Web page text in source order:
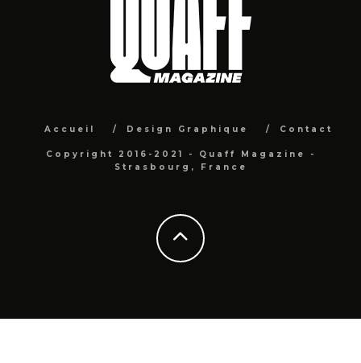
Accueil Design Graphique Contact
Copyright 2016-2021 - Quaff Magazine -
Strasbourg, France